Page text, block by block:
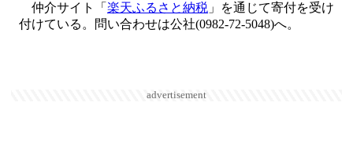
仲介サイト「 楽天ふるさと納税 」を通じて寄付を受け
付けている。問い合わせは公社(0982-72-5048)へ。
advertisement